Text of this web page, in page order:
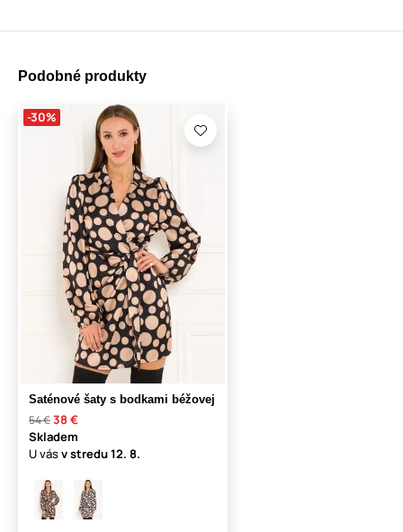
Podobné produkty
-30%
Saténové šaty s bodkami béžovej
54 €38 €
Skladem
U vásv stredu12. 8.